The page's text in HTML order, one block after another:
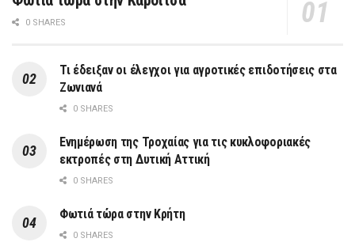
0 SHARES
Τι έδειξαν οι έλεγχοι για αγροτικές επιδοτήσεις στα
Ζωνιανά
0 SHARES
Ενημέρωση της Τροχαίας για τις κυκλοφοριακές
εκτροπές στη Δυτική Αττική
0 SHARES
Φωτιά τώρα στην Κρήτη
0 SHARES